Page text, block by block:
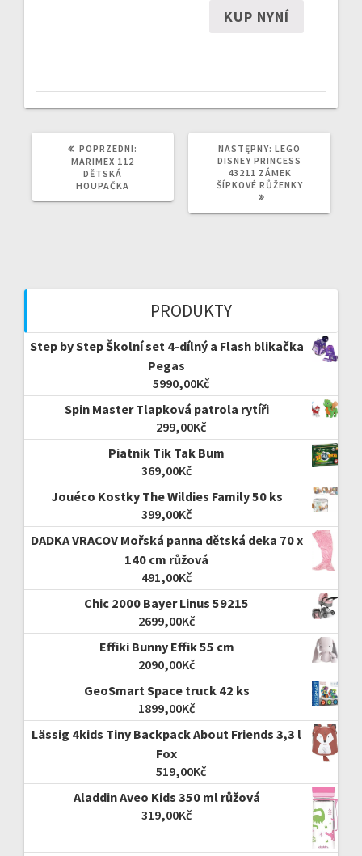
KUP NYNÍ
POPRZEDNI:
MARIMEX 112
DĚTSKÁ
HOUPAČKA
NASTĘPNY: NASTĘPNY
WPIS:
LEGO
DISNEY PRINCESS
43211 ZÁMEK
ŠÍPKOVÉ RŮŽENKY
PRODUKTY
Step by Step Školní set 4-dílný a Flash blikačka
Pegas
5990,00Kč
Spin Master Tlapková patrola rytíři
299,00Kč
Piatnik Tik Tak Bum
369,00Kč
Jouéco Kostky The Wildies Family 50 ks
399,00Kč
DADKA VRACOV Mořská panna dětská deka 70 x
140 cm růžová
491,00Kč
Chic 2000 Bayer Linus 59215
2699,00Kč
Effiki Bunny Effik 55 cm
2090,00Kč
GeoSmart Space truck 42 ks
1899,00Kč
Lässig 4kids Tiny Backpack About Friends 3,3 l
Fox
519,00Kč
Aladdin Aveo Kids 350 ml růžová
319,00Kč